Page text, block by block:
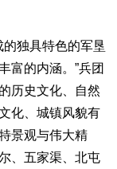
独具特色的军垦
富的内涵。”兵团
历史文化、自然
化、城镇风貌有
景观与伟大精
、五家渠、北屯